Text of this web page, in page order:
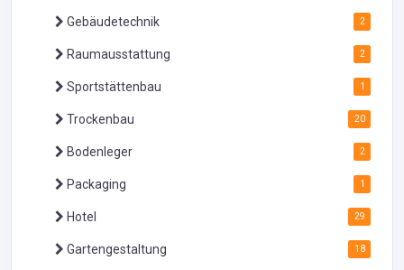
Gebäudetechnik 2
Raumausstattung 2
Sportstättenbau 1
Trockenbau 20
Bodenleger 2
Packaging 1
Hotel 29
Gartengestaltung 18